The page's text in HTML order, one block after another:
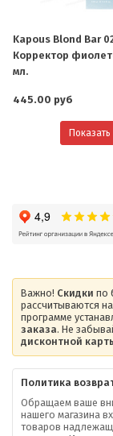
Kapous Blond Bar
Корректор
мл.
445.00 руб
Показать
Важно! Скидки по
рассчитываются
программе
заказа. Не
дисконтной
Политика
Обращаем ваше
нашего магазина
товаров